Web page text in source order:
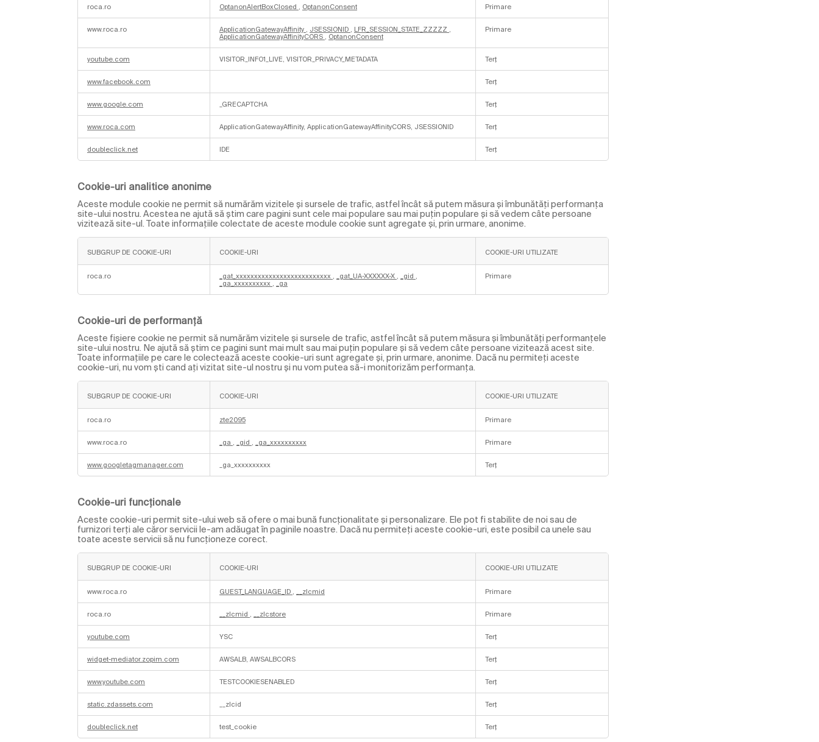
-
i
s
i
c
a
r
roca.ro OptanonAlertBoxClosed OptanonConsent Primare
www.roca.ro ApplicationGatewayAffinity JSESSIONID LFR_SESSION_STATE_ZZZZZ
ApplicationGatewayAffinityCORS
OptanonConsent
Primare
youtube.com VISITOR_INFO1_LIVE, VISITOR_PRIVACY_METADATA Terț
www.facebook.com Terț
www.google.com _GRECAPTCHA Terț
www.roca.com ApplicationGatewayAffinity, ApplicationGatewayAffinityCORS, JSESSIONID Terț
doubleclick.net IDE Terț
Cookie-uri analitice anonime
Aceste module cookie ne permit să numărăm vizitele și sursele de trafic, astfel încât să putem măsura și îmbunătăți performanța
site-ului nostru. Acestea ne ajută să știm care pagini sunt cele mai populare sau mai puțin populare și să vedem câte persoane
vizitează site-ul. Toate informațiile colectate de aceste module cookie sunt agregate și, prin urmare, anonime.
k
-
u
i
a
n
l
e
SUBGRUP DE COOKIE-URI COOKIE-URI COOKIE-URI UTILIZATE
roca.ro _gat_xxxxxxxxxxxxxxxxxxxxxxxxxx _gat_UA-XXXXXX-X _gid
_ga_xxxxxxxxxx
_ga
Primare
Cookie-uri de performanță
Aceste fişiere cookie ne permit să numărăm vizitele și sursele de trafic, astfel încât să putem măsura și îmbunătăți performanțele
site-ului nostru. Ne ajută să știm ce pagini sunt mai mult sau mai puțin populare și să vedem câte persoane vizitează acest site.
Toate informațiile pe care le colectează aceste cookie-uri sunt agregate și, prin urmare, anonime. Dacă nu permiteţi aceste
cookie-uri, nu vom ști cand ați vizitat site-ul nostru și nu vom putea să-i monitorizăm performanța.
e
r
e
p
e
r
f
o
m
ț
SUBGRUP DE COOKIE-URI COOKIE-URI COOKIE-URI UTILIZATE
roca.ro zte2095 Primare
www.roca.ro _ga _gid _ga_xxxxxxxxxx Primare
www.googletagmanager.com _ga_xxxxxxxxxx Terț
Cookie-uri funcționale
Aceste cookie-uri permit site-ului web să ofere o mai bună funcționalitate și personalizare. Ele pot fi stabilite de noi sau de
furnizori terți ale căror servicii le-am adăugat în paginile noastre. Dacă nu permiteți aceste cookie-uri, este posibil ca unele sau
toate aceste servicii să nu funcționeze corect.
e
r
u
ț
SUBGRUP DE COOKIE-URI COOKIE-URI COOKIE-URI UTILIZATE
www.roca.ro GUEST_LANGUAGE_ID __zlcmid Primare
roca.ro __zlcmid __zlcstore Primare
youtube.com YSC Terț
widget-mediator.zopim.com AWSALB, AWSALBCORS Terț
www.youtube.com TESTCOOKIESENABLED Terț
static.zdassets.com __zlcid Terț
doubleclick.net test_cookie Terț